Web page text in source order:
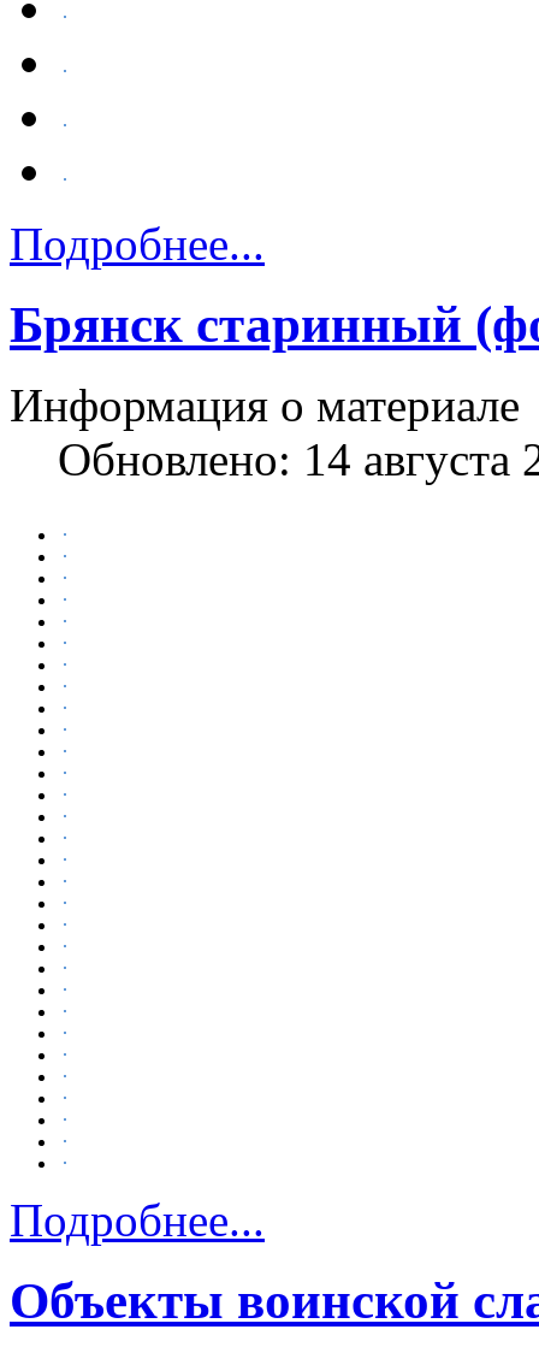
Подробнее...
Брянск старинный
Информация о материале
Обновлено: 14 августа
Подробнее...
Объекты воинской